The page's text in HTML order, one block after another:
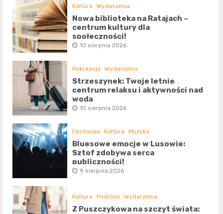
Kultura Wydarzenia
Nowa biblioteka na Ratajach –
centrum kultury dla
społeczności!
10 sierpnia 2026
Rekreacja Wydarzenia
Strzeszynek: Twoje letnie
centrum relaksu i aktywności nad
wodą
10 sierpnia 2026
Festiwale Kultura Muzyka
Bluesowe emocje w Lusowie:
Sztof zdobywa serca
publiczności!
9 sierpnia 2026
Kultura Podróże Wydarzenia
Z Puszczykowa na szczyt świata: